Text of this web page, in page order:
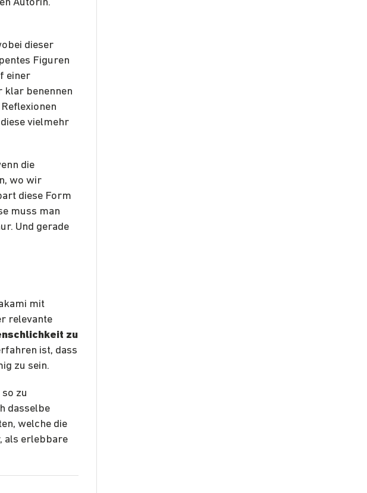
Autorin.
dieser
Figuren
einer
klar benennen
vielmehr
die
wo wir
diese Form
muss man
Und gerade
mit
relevante
zu
ist, dass
zu sein.
zu
dasselbe
welche die
als erlebbare